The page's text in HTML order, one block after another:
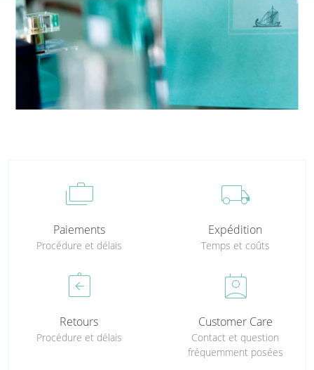
cases
Paiements
Procédure et délais
local_shipping
Expédition
Temps et coûts
assignment_return
Retours
Procédure et délais
perm_contact_calendar
Customer Care
Contact et question
fréquemment posées